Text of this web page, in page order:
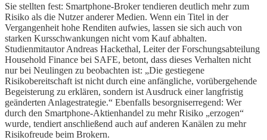
Sie stellten fest: Smartphone-Broker tendieren deutlich mehr zum
Risiko als die Nutzer anderer Medien. Wenn ein Titel in der
Vergangenheit hohe Renditen aufwies, lassen sie sich auch von
starken Kursschwankungen nicht vom Kauf abhalten.
Studienmitautor Andreas Hackethal, Leiter der Forschungsabteilung
Household Finance bei SAFE, betont, dass dieses Verhalten nicht
nur bei Neulingen zu beobachten ist: „Die gestiegene
Risikobereitschaft ist nicht durch eine anfängliche, vorübergehende
Begeisterung zu erklären, sondern ist Ausdruck einer langfristig
geänderten Anlagestrategie.“ Ebenfalls besorgniserregend: Wer
durch den Smartphone-Aktienhandel zu mehr Risiko „erzogen“
wurde, tendiert anschließend auch auf anderen Kanälen zu mehr
Risikofreude beim Brokern.